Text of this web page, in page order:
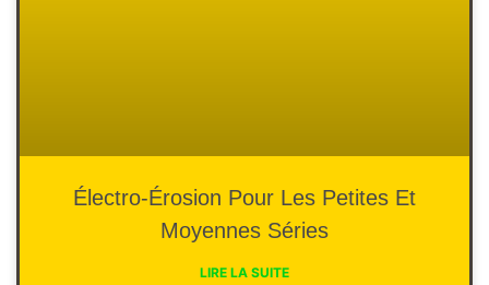
Électro-Érosion Pour Les Petites Et
Moyennes Séries
LIRE LA SUITE